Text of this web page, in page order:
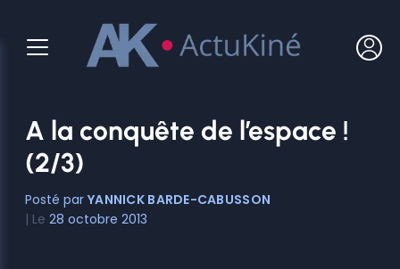
contenu
A la conquête de l’espace !
(2/3)
YANNICK BARDE-CABUSSON
28 octobre 2013